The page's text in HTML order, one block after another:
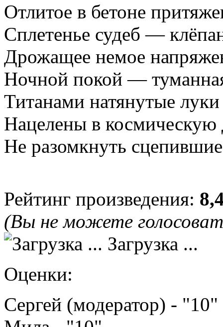
Отлитое в бетоне
Сплетенье судеб —
Дрожащее немое
Ночной покой —
Титанами натянутые луки
Нацелены в космическую
Не разомкнуть
Рейтинг произведения:
(Вы не можете
Загрузка ...
Оценки:
Сергей (модератор) - "10"